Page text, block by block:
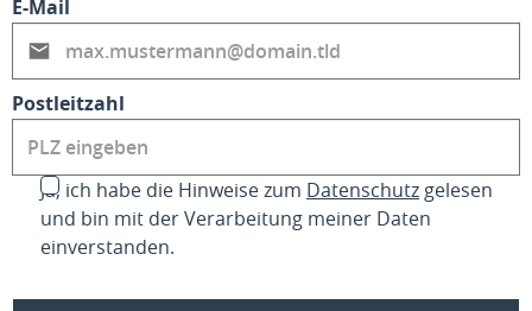
E-Mail
Postleitzahl
Ja, ich habe die Hinweise zum Datenschutz gelesen
und bin mit der Verarbeitung meiner Daten
einverstanden.